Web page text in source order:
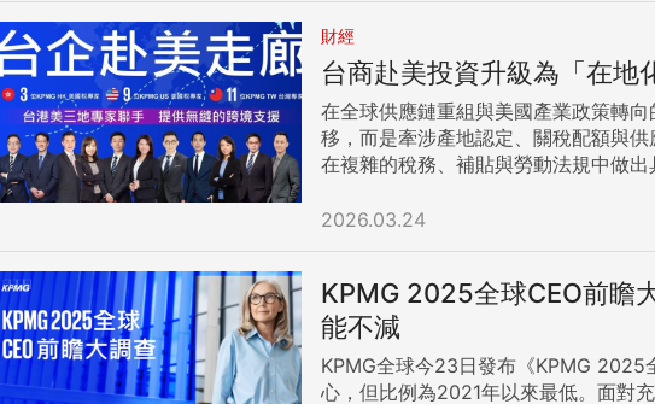
月20日裁定違憲為止，造成全球供應
以1974年《貿易法》第122條款取代
在美國關稅政策仍充滿變數的情形下
條款下免稅與最惠國稅率之成果，靈
因應美國恐將持續動盪不止的關稅政策。 面對環境挑戰 成本控管、併購轉型與人才超前部署 KPMG安侯建業科技、媒體與電信產業主持會計
出，面對通膨與匯率壓力，台商赴美
能快速獲取當地現成產能、既有客戶
將供應鏈節點延伸至加拿大及墨西哥
執業會計師丁英泰強調，美國就業法
務、法規與留用機制，才能在政策波動中維持彈性，降低長期投資風險。
全球資產配置戰略諮詢中心主持會計
計、稅務與顧問團隊，消弭地理距離
財經
台商赴美投資升級為「在
在全球供應鏈重組與美國產業政策轉
移，而是牽涉產地認定、關稅配額與供應鏈可信度的綜合性戰略判斷。 KPMG安侯
在複雜的稅務、補貼與勞動法規中做
安侯建業副執行長暨國際稅主持會計
月20日裁定違憲為止，造成全球供應
以1974年《貿易法》第122條款取代
條款下免稅與最惠國稅率之成果，靈
2026.03.24
KPMG 2025全球CEO前瞻
能不減
KPMG全球今23日發布《KPMG 2025
心，但比例為2021年以來最低。面對